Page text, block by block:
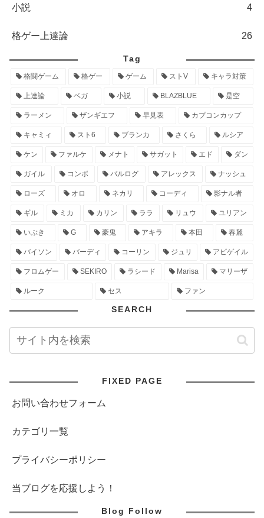
小説 4
格ゲー上達論 26
Tag
格闘ゲーム 格ゲー ゲーム ストV キャラ対策
上達論 ベガ 小説 BLAZBLUE 是空
ラーメン ザンギエフ 早見表 カプコンカップ
キャミィ スト6 ブランカ さくら ルシア
ケン ファルケ メナト サガット エド ダン
ガイル コンボ バルログ アレックス ナッシュ
ローズ オロ ネカリ コーディ 影ナル者
ギル ミカ カリン ララ リュウ ユリアン
いぶき G 豪鬼 アキラ 本田 春麗
バイソン バーディ コーリン ジュリ アビゲイル
フロムゲー SEKIRO ラシード Marisa マリーザ
ルーク セス ファン
SEARCH
FIXED PAGE
お問い合わせフォーム
カテゴリ一覧
プライバシーポリシー
当ブログを応援しよう！
Blog Follow